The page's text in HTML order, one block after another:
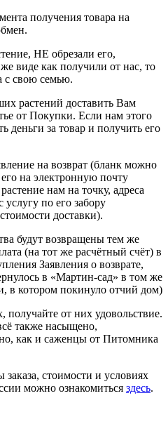
получения товара на
НЕ обрезали его,
виде как получили от нас, то
с свою семью.
растений доставить Вам
от Покупки. Если нам этого
деньги за товар и получить его
на возврат (бланк можно
на электронную почту
нам на точку, адреса
услугу по его забору
доставки).
будут возвращены тем же
(на тот же расчётный счёт) в
Заявления о возврате,
в «Мартин-сад» в том же
в котором покинуло отчий дом)
от них удовольствие.
также насыщено,
как и саженцы от Питомника
стоимости и условиях
можно ознакомиться здесь.